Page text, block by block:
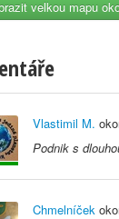
velkou mapu
Vlastimil M.
Podnik s
Chmelníček